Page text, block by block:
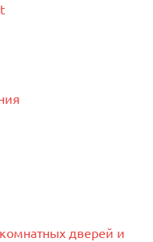
дверей и